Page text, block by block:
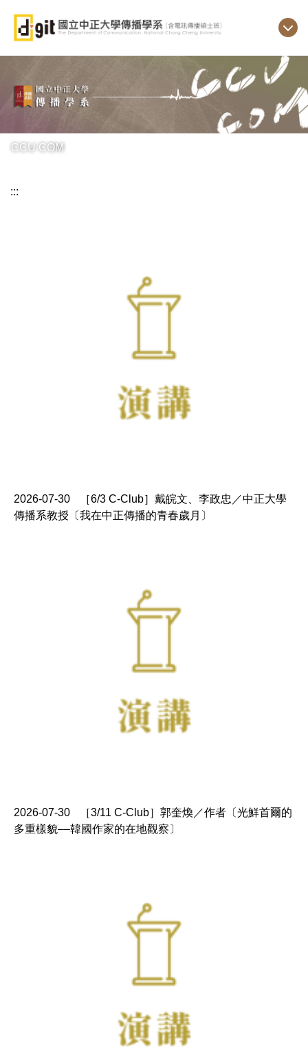
主
區
CCU COM
:::
2026-07-30
［6/3 C-Club］戴皖文、李政忠／中正大學
傳播系教授〔我在中正傳播的青春歲月〕
2026-07-30
［3/11 C-Club］郭奎煥／作者〔光鮮首爾的
多重樣貌––韓國作家的在地觀察〕